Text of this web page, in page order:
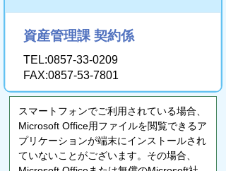
資産管理課 契約係
TEL:0857-33-0209
FAX:0857-53-7801
スマートフォンでご利用されている場合、
Microsoft Office用ファイルを閲覧できるア
プリケーションが端末にインストールされ
ていないことがございます。その場合、